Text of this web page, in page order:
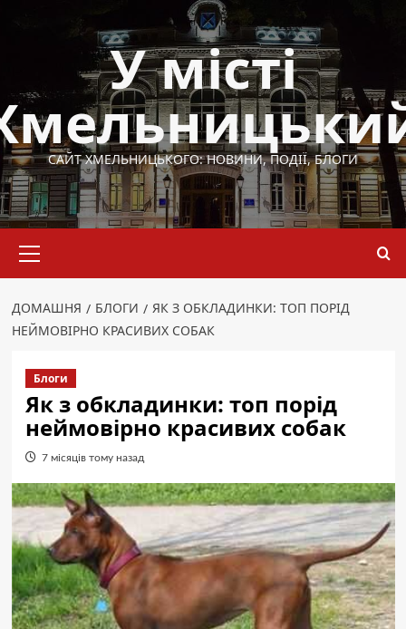
У місті
САЙТ ХМЕЛЬНИЦЬКОГО: НОВИНИ, ПОДІЇ, БЛОГИ
меню
ДОМАШНЯ БЛОГИ
ЯК З ОБКЛАДИНКИ: ТОП ПОРІД
НЕЙМОВІРНО КРАСИВИХ СОБАК
Блоги
Як з обкладинки: топ порід
неймовірно красивих собак
7 місяців тому назад